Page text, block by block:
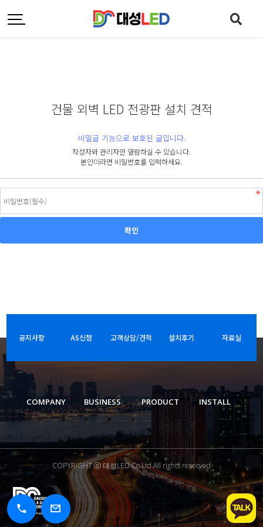
건물 외벽 LED 전광판 설치 견적
비밀글 기능으로 보호된 글입니다.
작성자와 관리자만 열람하실 수 있습니다.
본인이라면 비밀번호를 입력하세요.
공지사항 AS신청 고객상담/견적 설치후기 자료실
COMPANY BUSINESS PRODUCT INSTALL
COPYRIGHT ⓒ 대성LED Co.Ltd.All rights reserved